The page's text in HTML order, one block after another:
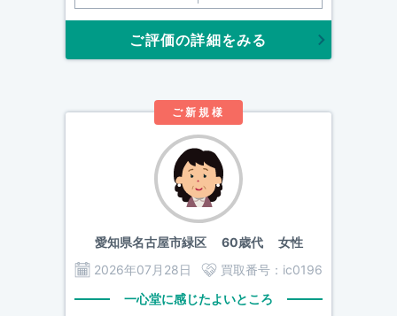
ご評価の詳細をみる
ご新規様
愛知県名古屋市緑区60歳代 女性
2026年07月28日
買取番号： ic0196
一心堂に感じたよいところ